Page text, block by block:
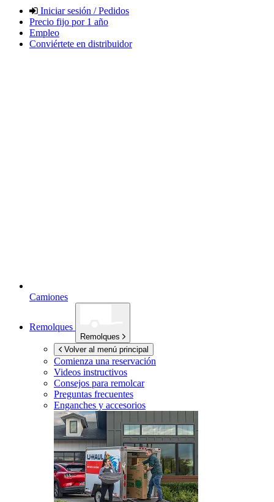
Iniciar sesión / Pedidos
Precio fijo por 1 año
Empleo
Conviértete en distribuidor
Camiones
Remolques
Remolques
Volver al menú principal
Comienza una reservación
Videos instructivos
Consejos para remolcar
Preguntas frecuentes
Enganches y accesorios